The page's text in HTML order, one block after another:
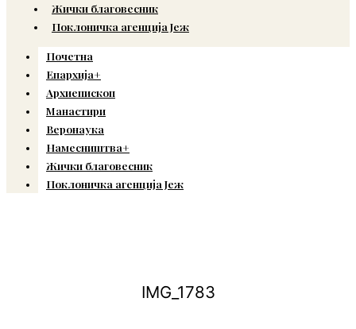
Жички благовесник
Поклоничка агенција Јеж
Почетна
Епархија+
Архиепископ
Манастири
Веронаука
Намесништва+
Жички благовесник
Поклоничка агенција Јеж
IMG_1783